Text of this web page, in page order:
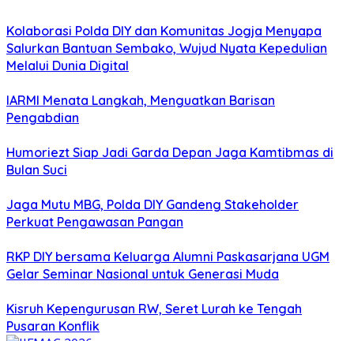
Kolaborasi Polda DIY dan Komunitas Jogja Menyapa
Salurkan Bantuan Sembako, Wujud Nyata Kepedulian
Melalui Dunia Digital
IARMI Menata Langkah, Menguatkan Barisan
Pengabdian
Humoriezt Siap Jadi Garda Depan Jaga Kamtibmas di
Bulan Suci
Jaga Mutu MBG, Polda DIY Gandeng Stakeholder
Perkuat Pengawasan Pangan
RKP DIY bersama Keluarga Alumni Paskasarjana UGM
Gelar Seminar Nasional untuk Generasi Muda
Kisruh Kepengurusan RW, Seret Lurah ke Tengah
Pusaran Konflik